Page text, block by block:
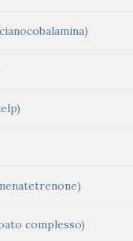
complesso)